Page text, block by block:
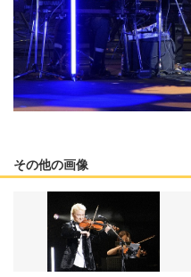
その他の画像